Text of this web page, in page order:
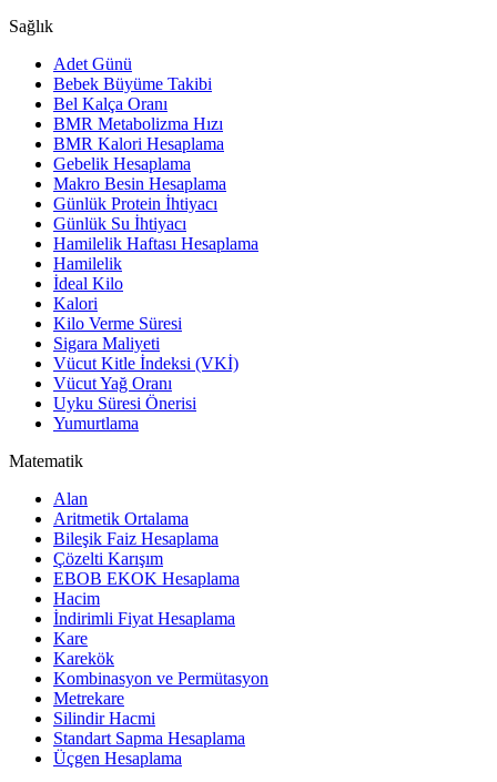
Sağlık
Adet Günü
Bebek Büyüme Takibi
Bel Kalça Oranı
BMR Metabolizma Hızı
BMR Kalori Hesaplama
Gebelik Hesaplama
Makro Besin Hesaplama
Günlük Protein İhtiyacı
Günlük Su İhtiyacı
Hamilelik Haftası Hesaplama
Hamilelik
İdeal Kilo
Kalori
Kilo Verme Süresi
Sigara Maliyeti
Vücut Kitle İndeksi (VKİ)
Vücut Yağ Oranı
Uyku Süresi Önerisi
Yumurtlama
Matematik
Alan
Aritmetik Ortalama
Bileşik Faiz Hesaplama
Çözelti Karışım
EBOB EKOK Hesaplama
Hacim
İndirimli Fiyat Hesaplama
Kare
Karekök
Kombinasyon ve Permütasyon
Metrekare
Silindir Hacmi
Standart Sapma Hesaplama
Üçgen Hesaplama